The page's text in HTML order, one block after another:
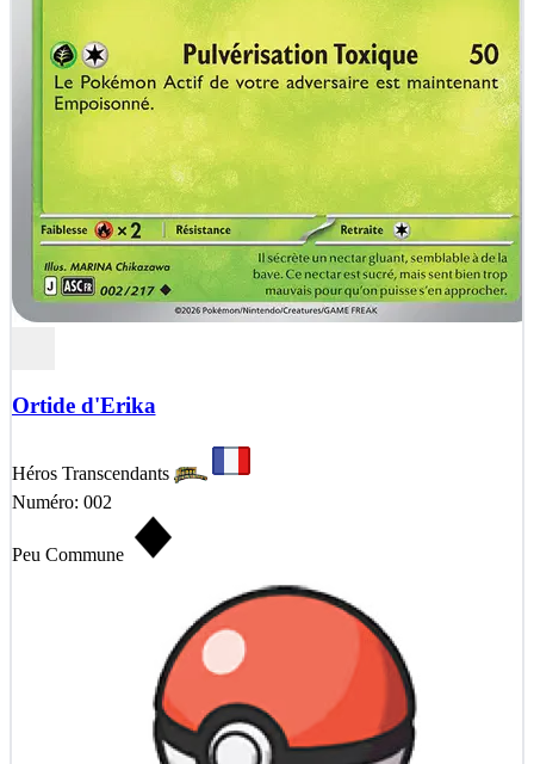
Ortide d'Erika
Héros Transcendants
Numéro: 002
Peu Commune